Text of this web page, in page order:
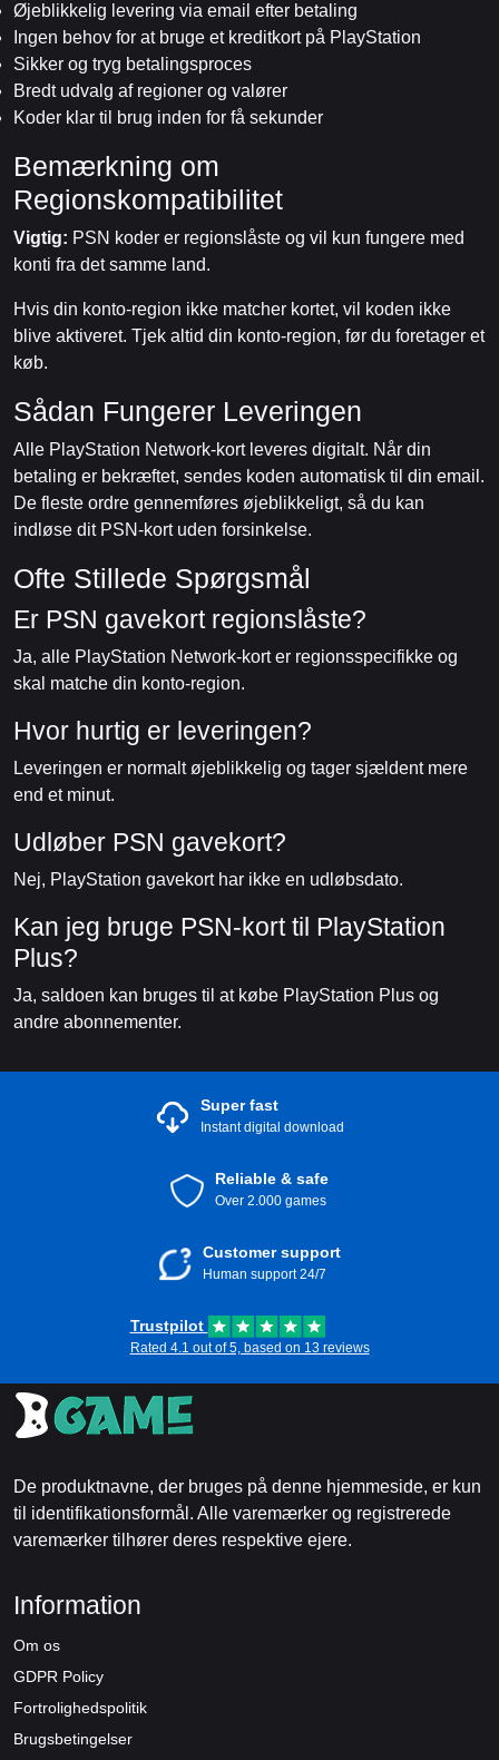
Øjeblikkelig levering via email efter betaling
Ingen behov for at bruge et kreditkort på PlayStation
Sikker og tryg betalingsproces
Bredt udvalg af regioner og valører
Koder klar til brug inden for få sekunder
Bemærkning om
Regionskompatibilitet
Vigtig: PSN koder er regionslåste og vil kun fungere med
konti fra det samme land.
Hvis din konto-region ikke matcher kortet, vil koden ikke
blive aktiveret. Tjek altid din konto-region, før du foretager et
køb.
Sådan Fungerer Leveringen
Alle PlayStation Network-kort leveres digitalt. Når din
betaling er bekræftet, sendes koden automatisk til din email.
De fleste ordre gennemføres øjeblikkeligt, så du kan
indløse dit PSN-kort uden forsinkelse.
Ofte Stillede Spørgsmål
Er PSN gavekort regionslåste?
Ja, alle PlayStation Network-kort er regionsspecifikke og
skal matche din konto-region.
Hvor hurtig er leveringen?
Leveringen er normalt øjeblikkelig og tager sjældent mere
end et minut.
Udløber PSN gavekort?
Nej, PlayStation gavekort har ikke en udløbsdato.
Kan jeg bruge PSN-kort til PlayStation
Plus?
Ja, saldoen kan bruges til at købe PlayStation Plus og
andre abonnementer.
Super fast
Instant digital download
Reliable & safe
Over 2.000 games
Customer support
Human support 24/7
Trustpilot
Rated 4.1 out of 5, based on 13 reviews
De produktnavne, der bruges på denne hjemmeside, er kun
til identifikationsformål. Alle varemærker og registrerede
varemærker tilhører deres respektive ejere.
Information
Om os
GDPR Policy
Fortrolighedspolitik
Brugsbetingelser